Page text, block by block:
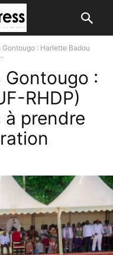
: Harlette Badou
Gontougo :
RHDP)
prendre